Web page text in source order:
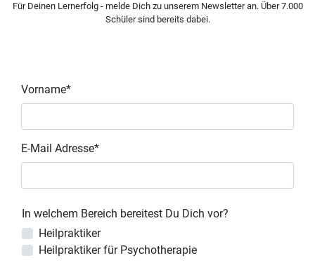
Für Deinen Lernerfolg - melde Dich zu unserem Newsletter an. Über 7.000
Schüler sind bereits dabei.
Vorname*
E-Mail Adresse*
In welchem Bereich bereitest Du Dich vor?
Heilpraktiker
Heilpraktiker für Psychotherapie